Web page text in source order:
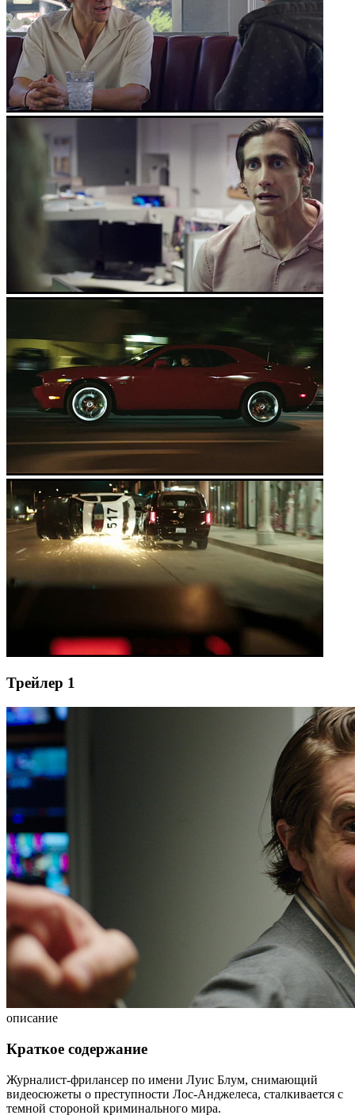
Трейлер 1
описание
Краткое содержание
Журналист-фрилансер по имени Луис Блум, снимающий
видеосюжеты о преступности Лос-Анджелеса, сталкивается с
темной стороной криминального мира.